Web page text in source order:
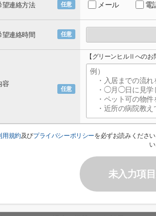
任意
望連絡方法 メール 電
任意
望連絡時間
任意
容
【グリーンヒルⅡへのお
用規約及びプライバシーポリシーを必ずお読みくださ
い
未入力項